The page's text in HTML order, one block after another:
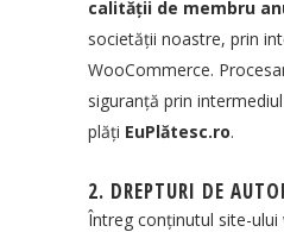
calității de membru
societății noastre, prin
WooCommerce.
siguranță prin
plăți EuPlătesc.ro.
2. DREPTURI DE
Întreg conținutul site-ului